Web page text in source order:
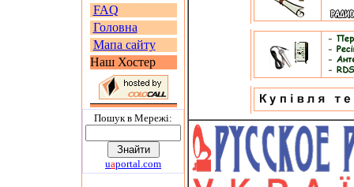
FAQ
Головна
Мапа сайту
Наш Хостер
Пошук в Мережi:
uaportal.com